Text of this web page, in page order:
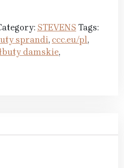
STEVENS Tags:
sprandi, ccc.eu/pl,
damskie,